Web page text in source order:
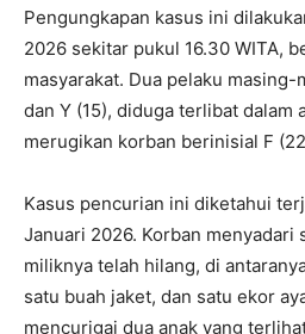
Pengungkapan kasus ini
2026 sekitar pukul 16.30 WITA,
masyarakat. Dua pelaku
dan Y (15), diduga terlibat dalam
merugikan korban berinisial F
Kasus pencurian ini diketahui
Januari 2026. Korban menyadari
miliknya telah hilang, di
satu buah jaket, dan satu ekor
mencurigai dua anak yang